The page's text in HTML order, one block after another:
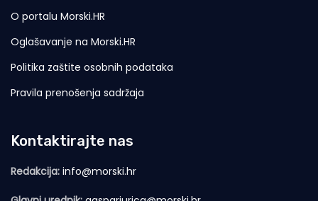
O portalu Morski.HR
Oglašavanje na Morski.HR
Politika zaštite osobnih podataka
Pravila prenošenja sadržaja
Kontaktirajte nas
Redakcija: info@morski.hr